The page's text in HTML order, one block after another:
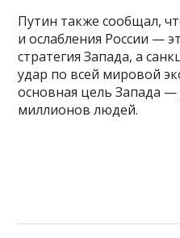
Путин также сообщал,
и ослабления России —
стратегия Запада, а
удар по всей мировой
основная цель Запада
миллионов людей.